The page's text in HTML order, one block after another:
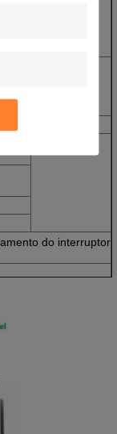
de
do interruptor
da